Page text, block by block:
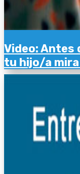
Video: Antes
tu hijo/a